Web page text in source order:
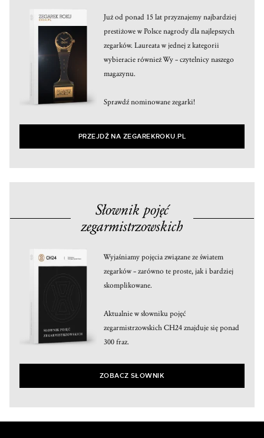
Już od ponad 15 lat przyznajemy najbardziej
prestiżowe w Polsce nagrody dla najlepszych
zegarków. Laureata w jednej z kategorii
wybieracie również Wy – czytelnicy naszego
magazynu.
Sprawdź nominowane zegarki!
PRZEJDŹ NA ZEGAREKROKU.PL
Słownik pojęć
zegarmistrzowskich
Wyjaśniamy pojęcia związane ze światem
zegarków – zarówno te proste, jak i bardziej
skomplikowane.
Aktualnie w słowniku pojęć
zegarmistrzowskich CH24 znajduje się ponad
300 fraz.
ZOBACZ SŁOWNIK